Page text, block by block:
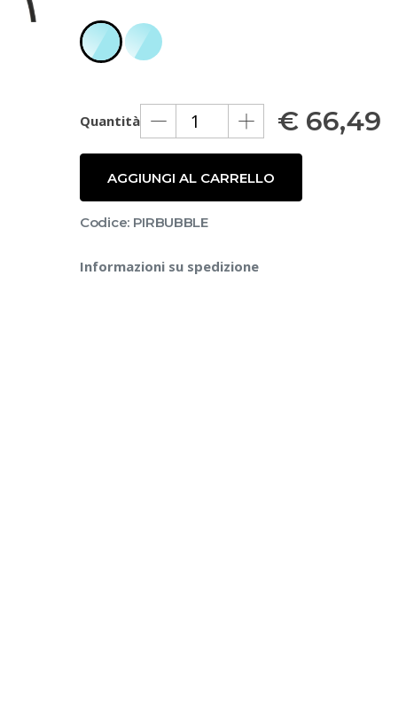
Quantità € 66,49
AGGIUNGI AL CARRELLO
Codice: PIRBUBBLE
Informazioni su spedizione